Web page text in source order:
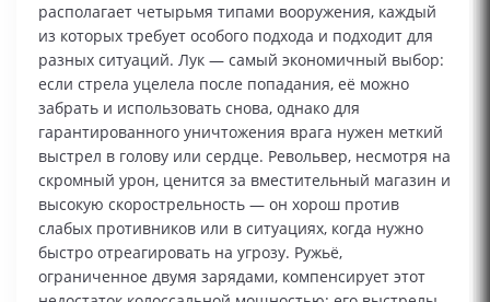
располагает четырьмя типами вооружения, каждый
из которых требует особого подхода и подходит для
разных ситуаций. Лук — самый экономичный выбор:
если стрела уцелела после попадания, её можно
забрать и использовать снова, однако для
гарантированного уничтожения врага нужен меткий
выстрел в голову или сердце. Револьвер, несмотря на
скромный урон, ценится за вместительный магазин и
высокую скорострельность — он хорош против
слабых противников или в ситуациях, когда нужно
быстро отреагировать на угрозу. Ружьё,
ограниченное двумя зарядами, компенсирует этот